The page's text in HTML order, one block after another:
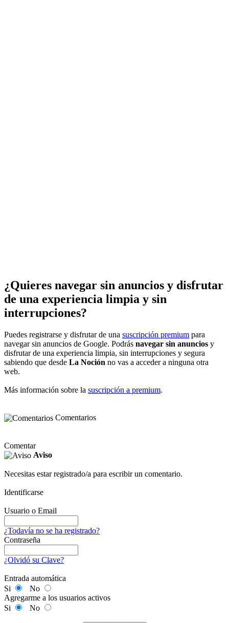
¿Quieres navegar sin anuncios y disfrutar
de una experiencia limpia y sin
interrupciones?
Puedes registrarse y disfrutar de una suscripción premium para
navegar sin anuncios de Google. Podrás navegar sin anuncios y
disfrutar de una experiencia limpia, sin interrupciones y segura
sabiendo que desde La Noción no vas a acceder a ninguna otra
web.
Más información sobre la suscripción a premium.
Comentarios
Comentar
Aviso
Necesitas estar registrado/a para escribir un comentario.
Identificarse
Usuario o Email
¿Todavía no se ha registrado?
Contraseña
¿Olvidó su Clave?
Entrada automática
Si
No
Agregarme a los usuarios activos
Si
No